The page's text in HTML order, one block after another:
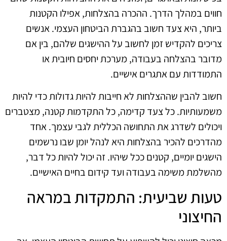
חווים במהלך הדרך. ההכרה בהצלחות, אפילו הקטנות
ביותר, היא צעד חשוב בהגברת הביטחון העצמי. אנשים
צריכים להקדיש זמן לחשוב על ההישגים שלהם, בין אם
מדובר בהצלחה בעבודה, מערכת יחסים חיובית או
התמודדות עם אתגרים אישיים.
חשוב להבין שההצלחות לא חייבות להיות גדולות כדי להיות
משמעותיות. כל צעד קדימה, כל התקדמות קטנה, מצטברים
ויכולים לשדרג את התחושה הכללית לגבי עצמך. אחד
מהדרכים להכיר בהצלחות היא לנהל יומן שבו נרשמים
הישגים יומיים, קטנים ככל שיהיו. זה יכול להיות כל דבר,
מהשלמת משימה בעבודה ועד קידום בחיים האישיים.
טעות שביעית: התמקדות במראה
החיצוני